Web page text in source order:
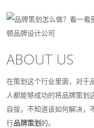
ABOUT US
在策划这个行业里面，对于
人都能够成功的将品牌策划
自拔，不知道该如何解决，
行品牌策划的。